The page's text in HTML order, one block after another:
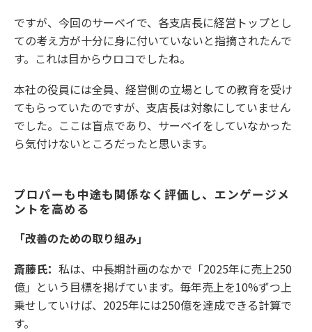
ですが、今回のサーベイで、各支店長に経営トップとし
ての考え方が十分に身に付いていないと指摘されたんで
す。これは目からウロコでしたね。
本社の役員には全員、経営側の立場としての教育を受け
てもらっていたのですが、支店長は対象にしていません
でした。ここは盲点であり、サーベイをしていなかった
ら気付けないところだったと思います。
プロパーも中途も関係なく評価し、エンゲージメ
ントを高める
「改善のための取り組み」
斎藤氏： 私は、中長期計画のなかで「2025年に売上250
億」という目標を掲げています。毎年売上を10%ずつ上
乗せしていけば、2025年には250億を達成できる計算で
す。